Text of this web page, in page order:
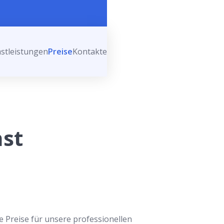
PreiseKontakte
Preise für unsere professionellen